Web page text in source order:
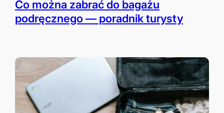
Co można zabrać do bagażu
podręcznego — poradnik turysty